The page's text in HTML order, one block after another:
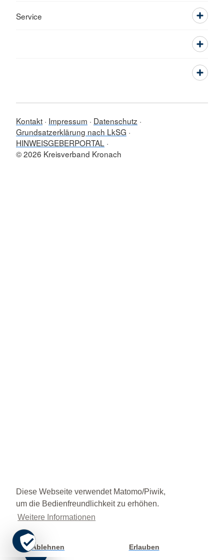
Cookie
Diese Webseite verwendet Matomo/Piwik,
um die Bedienfreundlichkeit zu erhöhen.
Weitere Informationen
Ablehnen Erlauben
Service
Kontakt Impressum
Datenschutz
Grundsatzerklärung nach LkSG
HINWEISGEBERPORTAL
© 2026 Kreisverband Kronach